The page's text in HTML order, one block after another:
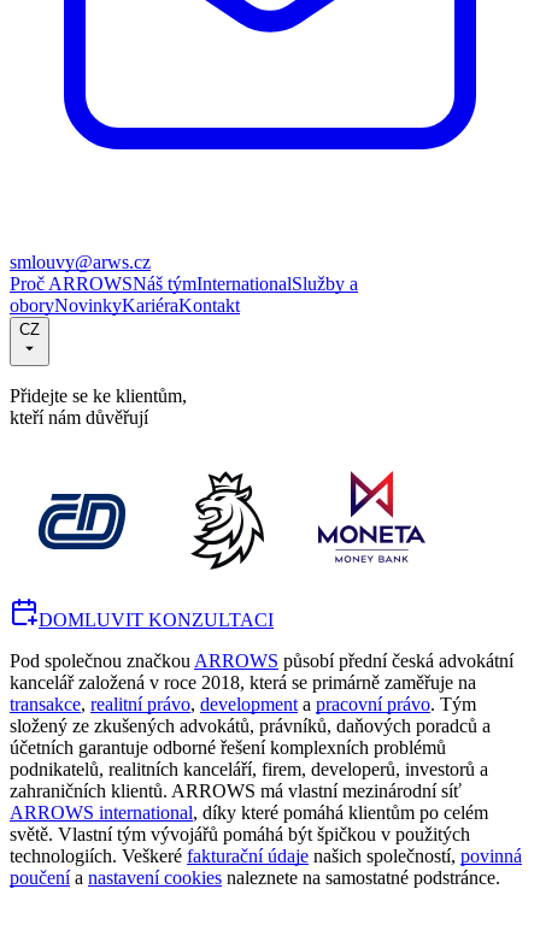
smlouvy@arws.cz
Proč ARROWSNáš týmInternationalSlužby a
oboryNovinkyKariéraKontakt
CZ
Přidejte se ke klientům,
kteří nám důvěřují
DOMLUVIT KONZULTACI
Pod společnou značkou ARROWS působí přední česká advokátní
kancelář založená v roce 2018, která se primárně zaměřuje na
transakce, realitní právo, development a pracovní právo. Tým
složený ze zkušených advokátů, právníků, daňových poradců a
účetních garantuje odborné řešení komplexních problémů
podnikatelů, realitních kanceláří, firem, developerů, investorů a
zahraničních klientů. ARROWS má vlastní mezinárodní síť
ARROWS international, díky které pomáhá klientům po celém
světě. Vlastní tým vývojářů pomáhá být špičkou v použitých
technologiích. Veškeré fakturační údaje našich společností, povinná
poučenía nastavení cookies naleznete na samostatné podstránce.